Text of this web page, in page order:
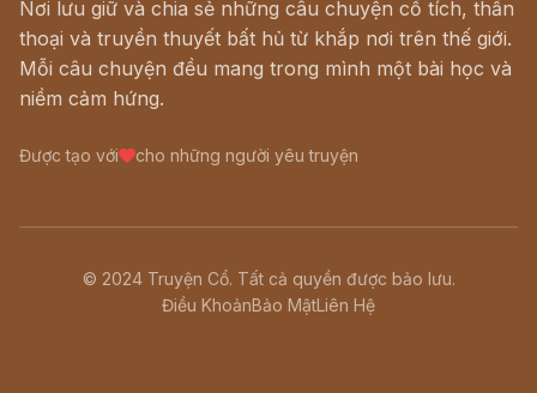
Nơi lưu giữ và chia sẻ những câu chuyện cổ tích, thần
thoại và truyền thuyết bất hủ từ khắp nơi trên thế giới.
Mỗi câu chuyện đều mang trong mình một bài học và
niềm cảm hứng.
Được tạo với cho những người yêu truyện
© 2024 Truyện Cổ. Tất cả quyền được bảo lưu.
Điều KhoảnBảo MậtLiên Hệ